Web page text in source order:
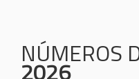
NÚMEROS
2026